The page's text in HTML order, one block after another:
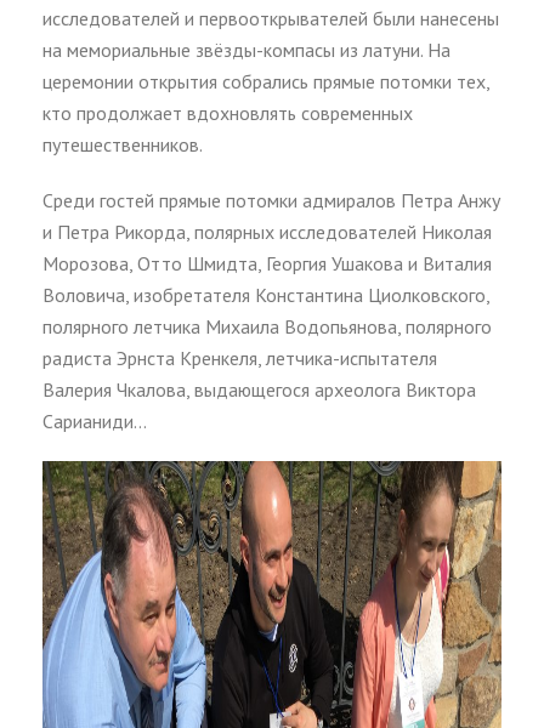
исследователей и первооткрывателей были нанесены
на мемориальные звёзды-компасы из латуни. На
церемонии открытия собрались прямые потомки тех,
кто продолжает вдохновлять современных
путешественников.
Среди гостей прямые потомки адмиралов Петра Анжу
и Петра Рикорда, полярных исследователей Николая
Морозова, Отто Шмидта, Георгия Ушакова и Виталия
Воловича, изобретателя Константина Циолковского,
полярного летчика Михаила Водопьянова, полярного
радиста Эрнста Кренкеля, летчика-испытателя
Валерия Чкалова, выдающегося археолога Виктора
Сарианиди…